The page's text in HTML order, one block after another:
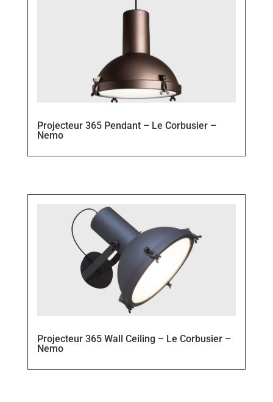
Projecteur 365 Pendant – Le Corbusier –
Nemo
Projecteur 365 Wall Ceiling – Le Corbusier –
Nemo